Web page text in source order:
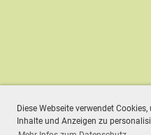
Diese Webseite verwendet Cookies,
Inhalte und Anzeigen zu